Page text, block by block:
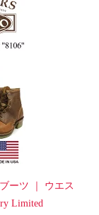
ーツ ｜ ウエス
Limited